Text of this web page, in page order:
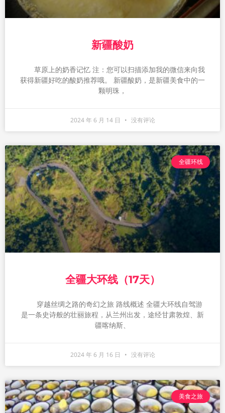
新疆酸奶
草原上的奶香记忆 注：您可以扫描添加我的微信来向我
获得新疆好吃的酸奶推荐哦。 新疆酸奶，是新疆美食中的一
颗明珠，
2024 年 6 月 14 日 没有评论
全疆环线
全疆大环线（17天）
穿越丝绸之路的奇幻之旅 路线概述 全疆大环线自驾游
是一条史诗般的壮丽旅程，从兰州出发，途经甘肃敦煌、新
疆喀纳斯、
2024 年 6 月 16 日 没有评论
美食之旅